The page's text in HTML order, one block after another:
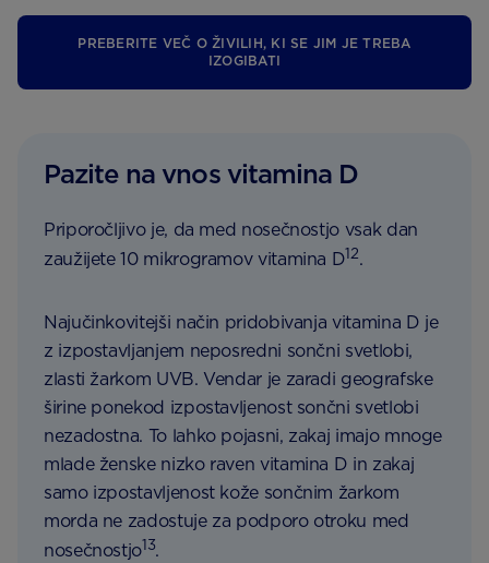
PREBERITE VEČ O ŽIVILIH, KI SE JIM JE TREBA
IZOGIBATI
Pazite na vnos vitamina D
Priporočljivo je, da med nosečnostjo vsak dan
zaužijete 10 mikrogramov vitamina D12.
Najučinkovitejši način pridobivanja vitamina D je
z izpostavljanjem neposredni sončni svetlobi,
zlasti žarkom UVB. Vendar je zaradi geografske
širine ponekod izpostavljenost sončni svetlobi
nezadostna. To lahko pojasni, zakaj imajo mnoge
mlade ženske nizko raven vitamina D in zakaj
samo izpostavljenost kože sončnim žarkom
morda ne zadostuje za podporo otroku med
nosečnostjo13.